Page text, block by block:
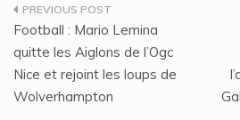
Navigation
de
l’article
Football : Mario Lemina
quitte les Aiglons de l’Ogc
Nice et rejoint les loups de
Wolverhampton